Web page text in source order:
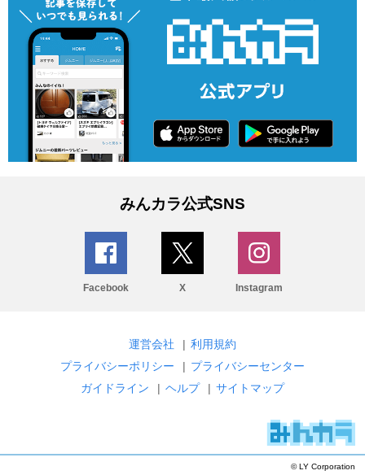
みんカラ公式SNS
Facebook X Instagram
運営会社 | 利用規約
プライバシーポリシー
| プライバシーセンター
ガイドライン
| ヘルプ | サイトマップ
© LY Corporation